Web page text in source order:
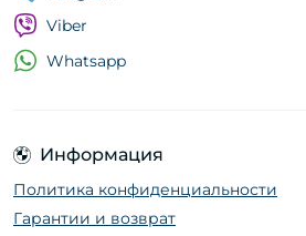
Информация
Политика конфиденциальности
Гарантии и возврат
Viber
Whatsapp